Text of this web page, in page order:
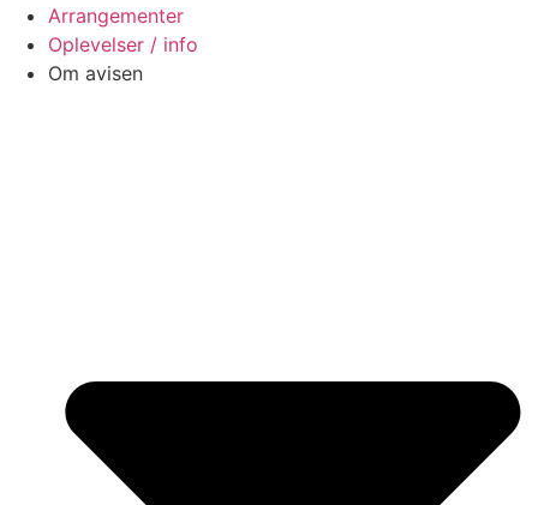
Arrangementer
Oplevelser / info
Om avisen